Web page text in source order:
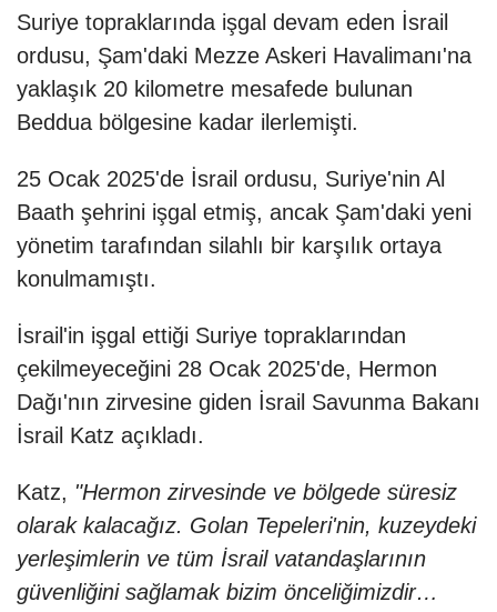
Suriye topraklarında işgal devam eden İsrail
ordusu, Şam'daki Mezze Askeri Havalimanı'na
yaklaşık 20 kilometre mesafede bulunan
Beddua bölgesine kadar ilerlemişti.
25 Ocak 2025'de İsrail ordusu, Suriye'nin Al
Baath şehrini işgal etmiş, ancak Şam'daki yeni
yönetim tarafından silahlı bir karşılık ortaya
konulmamıştı.
İsrail'in işgal ettiği Suriye topraklarından
çekilmeyeceğini 28 Ocak 2025'de, Hermon
Dağı'nın zirvesine giden İsrail Savunma Bakanı
İsrail Katz açıkladı.
Katz, "Hermon zirvesinde ve bölgede süresiz
olarak kalacağız. Golan Tepeleri'nin, kuzeydeki
yerleşimlerin ve tüm İsrail vatandaşlarının
güvenliğini sağlamak bizim önceliğimizdir…